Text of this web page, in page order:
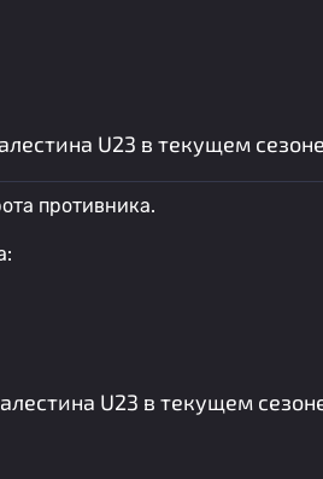
U23 в текущем
противника.
U23 в текущем